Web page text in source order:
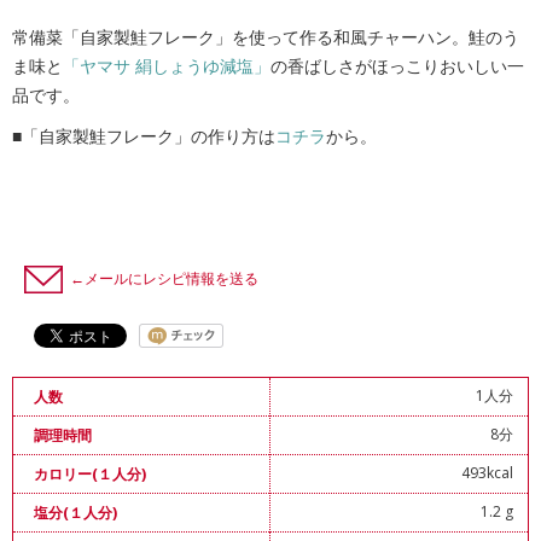
常備菜「自家製鮭フレーク」を使って作る和風チャーハン。鮭のう
ま味と 「ヤマサ 絹しょうゆ減塩」 の香ばしさがほっこりおいしい一
品です。
■「自家製鮭フレーク」の作り方はコチラから。
←メールにレシピ情報を送る
人数
1人分
調理時間
8分
カロリー(１人分)
493kcal
塩分(１人分)
1.2 g